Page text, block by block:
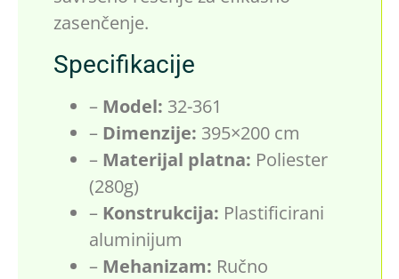
zasenčenje.
Specifikacije
– Model: 32-361
– Dimenzije: 395×200 cm
– Materijal platna: Poliester
(280g)
– Konstrukcija: Plastificirani
aluminijum
– Mehanizam: Ručno